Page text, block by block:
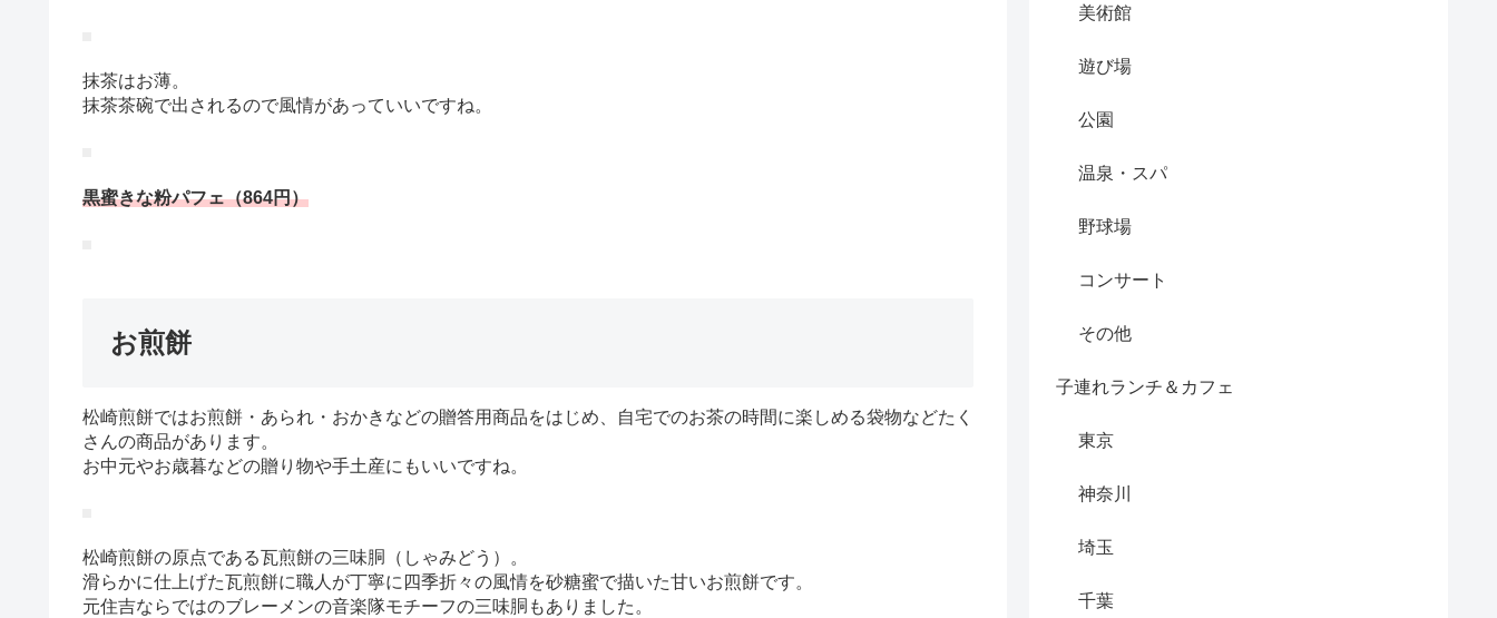
抹茶はお薄。
抹茶茶碗で出されるので風情があっていいですね。
黒蜜きな粉パフェ（864円）
お煎餅
松崎煎餅ではお煎餅・あられ・おかきなどの贈答用商品をはじめ、自宅でのお茶の時間に楽しめる袋物などたく
さんの商品があります。
お中元やお歳暮などの贈り物や手土産にもいいですね。
松崎煎餅の原点である瓦煎餅の三味胴（しゃみどう）。
滑らかに仕上げた瓦煎餅に職人が丁寧に四季折々の風情を砂糖蜜で描いた甘いお煎餅です。
元住吉ならではのブレーメンの音楽隊モチーフの三味胴もありました。
美術館
遊び場
公園
温泉・スパ
野球場
コンサート
その他
子連れランチ＆カフェ
東京
神奈川
埼玉
千葉